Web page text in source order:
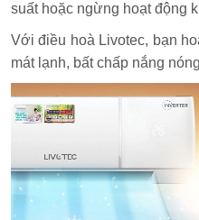
suất hoặc ngừng hoạt động
Với điều hoà Livotec, bạn
mát lạnh, bất chấp nắng